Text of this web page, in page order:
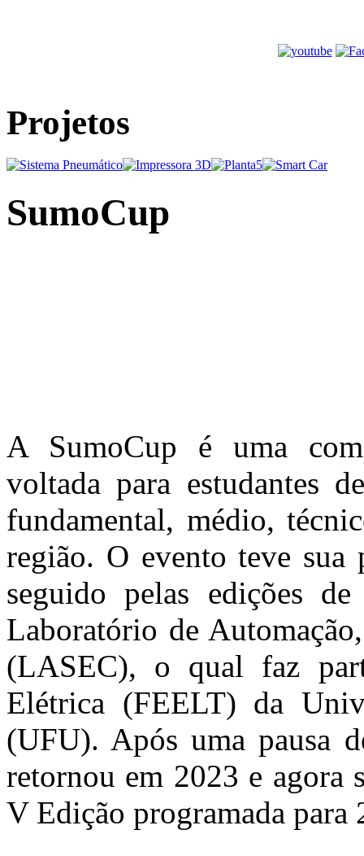
Projetos
SumoCup
A SumoCup é uma
voltada para estudantes
fundamental, médio,
região. O evento teve
seguido pelas edições
Laboratório de
(LASEC), o qual faz
Elétrica (FEELT) da
(UFU). Após uma pausa
retornou em 2023 e agora
V Edição programada para